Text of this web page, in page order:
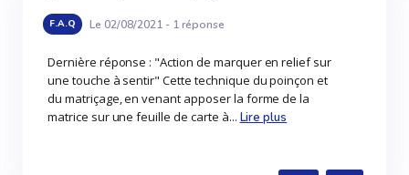
F.A.Q Le 02/08/2021 - 1réponse
Dernière réponse : "Action de marquer en relief sur
une touche à sentir" Cette technique du poinçon et
du matriçage, en venant apposer la forme de la
matrice sur une feuille de carte à... Lire plus